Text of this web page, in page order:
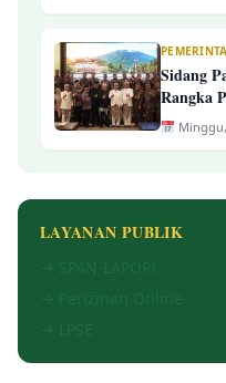
Sidang
Rangka
Kab.
LAYANAN PUBLIK